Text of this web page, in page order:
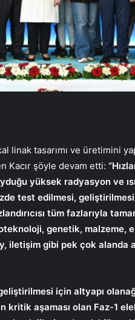
linak tasarımı ve üretimini
Kacır şöyle devam etti:
yüksek radyasyon ve
test edilmesi,
tüm fazlarıyla
genetik, malzeme,
iletişim gibi pek çok alanda
için altyapı
aşaması olan Faz-1